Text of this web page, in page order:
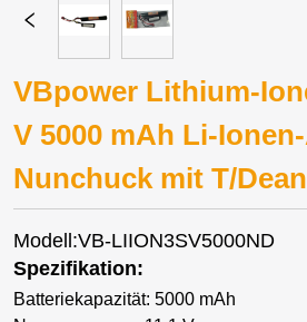
VBpower Lithium-
V 5000 mAh Li-
Nunchuck mit T/
Modell:VB-LIION3SV5000ND
Spezifikation:
Batteriekapazität: 5000 mAh